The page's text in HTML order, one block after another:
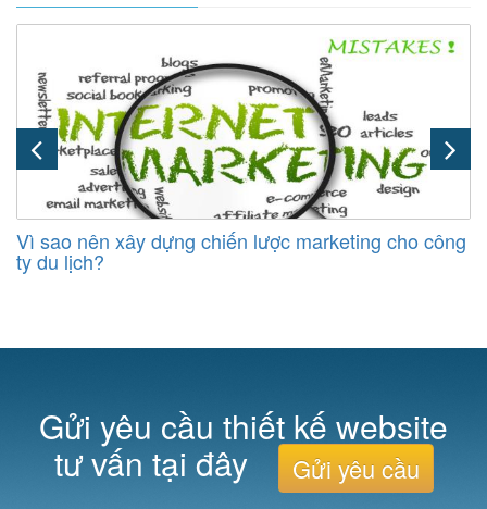
Vì sao nên xây dựng chiến lược marketing cho công
ty du lịch?
Gửi yêu cầu thiết kế website
tư vấn tại đây Gửi yêu cầu